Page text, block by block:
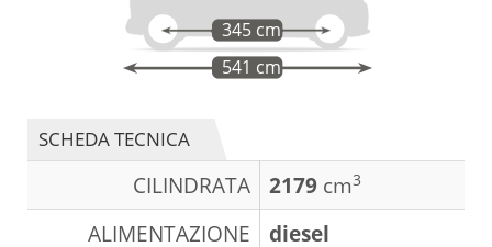
541 cm
345 cm
SCHEDA TECNICA
CILINDRATA 2179 cm3
ALIMENTAZIONE
diesel